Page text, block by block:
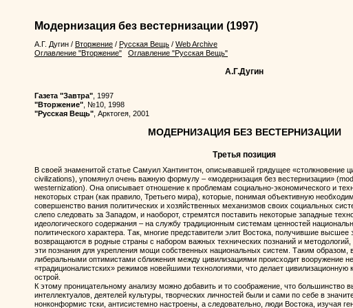
Модернизация без вестернизации (1997)
А.Г. Дугин / Вторжение / Русская Вещь / Web Archive
Оглавление "Вторжение"
Оглавление "Русская Вещь"
А.Г.Дугин
Газета "Завтра" , 1997
"Вторжение" , №10, 1998
"Русская Вещь" , Арктогея, 2001
МОДЕРНИЗАЦИЯ БЕЗ ВЕСТЕРНИЗАЦИИ
Третья позиция
В своей знаменитой статье Самуил Хантингтон, описывавшей грядущее «столкновение
civilizations), упомянул очень важную формулу – «модернизация без вестернизации»
westernization). Она описывает отношение к проблемам социально-экономического и
некоторых стран (как правило, Третьего мира), которые, понимая объективную
совершенство вания политических и хозяйственных механизмов своих социальных
слепо следовать за Западом, и наоборот, стремятся поставить некоторые западные
идеологического содержания – на службу традиционным системам ценностей
политического характера. Так, многие представители элит Востока, получившие высшее
возвращаются в родные страны с набором важных технических познаний и
эти познания для укрепления мощи собственных национальных систем. Таким образом,
либеральными оптимистами сближения между цивилизациями происходит вооружение
«традиционалистских» режимов новейшими технологиями, что делает
острой.
К этому проницательному анализу можно добавить и то соображение, что большинство
интеллектуалов, деятелей культуры, творческих личностей были и сами по себе в
нонконформис тски, антисистемно настроены, а следовательно, люди Востока, изучая